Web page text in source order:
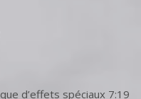
d’effets spéciaux 7:19